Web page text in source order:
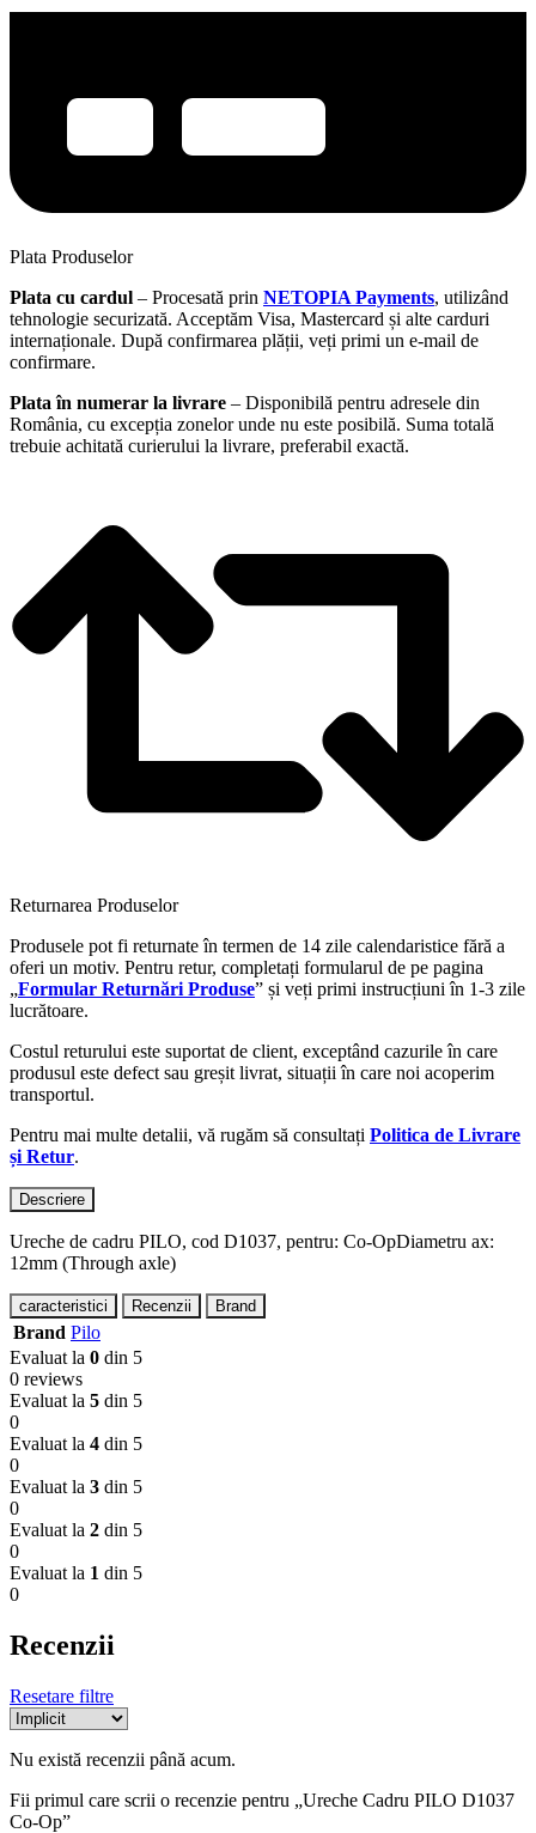
Plata Produselor
Plata cu cardul – Procesată prin NETOPIA Payments, utilizând
tehnologie securizată. Acceptăm Visa, Mastercard și alte carduri
internaționale. După confirmarea plății, veți primi un e-mail de
confirmare.
Plata în numerar la livrare – Disponibilă pentru adresele din
România, cu excepția zonelor unde nu este posibilă. Suma totală
trebuie achitată curierului la livrare, preferabil exactă.
Returnarea Produselor
Produsele pot fi returnate în termen de 14 zile calendaristice fără a
oferi un motiv. Pentru retur, completați formularul de pe pagina
„Formular Returnări Produse” și veți primi instrucțiuni în 1-3 zile
lucrătoare.
Costul returului este suportat de client, exceptând cazurile în care
produsul este defect sau greșit livrat, situații în care noi acoperim
transportul.
Pentru mai multe detalii, vă rugăm să consultați Politica de Livrare
și Retur.
Descriere
Ureche de cadru PILO, cod D1037, pentru: Co-OpDiametru ax:
12mm (Through axle)
caracteristici Recenzii Brand
Brand Pilo
Evaluat la 0 din 5
0 reviews
Evaluat la 5 din 5
0
Evaluat la 4 din 5
0
Evaluat la 3 din 5
0
Evaluat la 2 din 5
0
Evaluat la 1 din 5
0
Recenzii
Resetare filtre
Nu există recenzii până acum.
Fii primul care scrii o recenzie pentru „Ureche Cadru PILO D1037
Co-Op”